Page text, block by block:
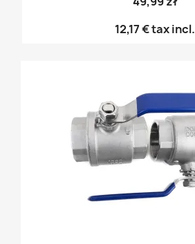
12,17 €tax incl.